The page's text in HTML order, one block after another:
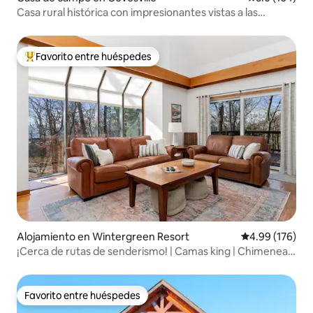
Casa rural histórica con impresionantes vistas a las
Favorito entre huéspedes preferido
Favorito entre huéspedes
Alojamiento en Wintergreen Resort Calificación
4.99 (176)
¡Cerca de rutas de senderismo! | Camas king | Chimenea |
Favorito entre huéspedes
Favorito entre huéspedes